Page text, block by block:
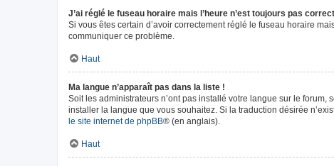
J’ai réglé le fuseau horaire mais l’heure n’est toujours pas
Si vous êtes certain d’avoir correctement réglé le fuseau horaire
communiquer ce problème.
Haut
Ma langue n’apparaît pas dans la liste !
Soit les administrateurs n’ont pas installé votre langue sur le
installer la langue que vous souhaitez. Si la traduction désirée
le site internet de phpBB® (en anglais).
Haut